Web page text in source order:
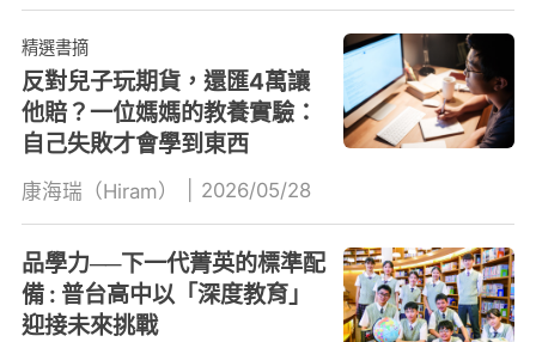
精選書摘
反對兒子玩期貨，還匯4萬讓
他賠？一位媽媽的教養實驗：
自己失敗才會學到東西
康海瑞（Hiram） 2026/05/28
品學力──下一代菁英的標準配
備 : 普台高中以「深度教育」
迎接未來挑戰